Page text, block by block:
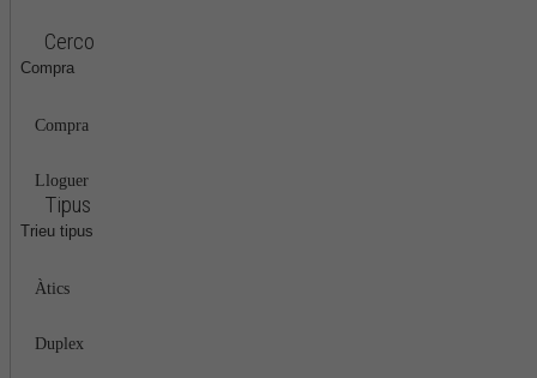
Cerco
Compra
Compra
Lloguer
Tipus
Trieu tipus
Àtics
Duplex